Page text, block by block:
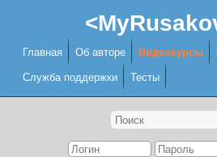
Главная Об авторе Видеокурсы
Служба поддержки Тесты